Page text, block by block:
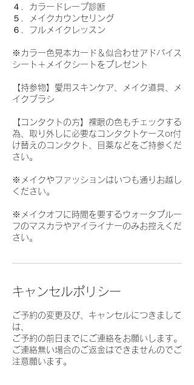
４．カラードレープ診断
５．メイクカウンセリング
６．フルメイクレッスン
※カラー色見本カード＆似合わせアドバイス
シート＋メイクシートをプレゼント
【持参物】愛用スキンケア、メイク道具、メ
イクブラシ
【コンタクトの方】裸眼の色もチェックする
為、取り外しに必要なコンタクトケースor付
け替えのコンタクト、目薬などをご持参くだ
さい。
※メイクやファッションはいつも通りお越し
ください。
※メイクオフに時間を要するウォータプルー
フのマスカラやアイライナーのみお控えくだ
さい。
キャンセルポリシー
ご予約の変更及び、キャンセルにつきまして
は、
ご予約の前日までにご連絡をお願いします。
ご連絡無い場合のご返金はできませんのでご
注意願います。